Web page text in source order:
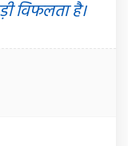
विफलता है।